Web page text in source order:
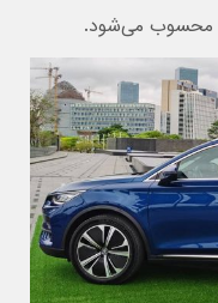
محسوب می‌شود.